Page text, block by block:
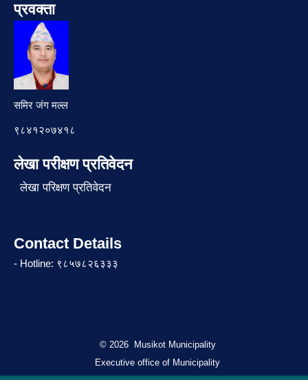
प्रवक्ता
समिर जंग मल्ल
९८४१२०७४१८
लेखा परीक्षण प्रतिवेदन
लेखा परिक्षण प्रतिवेदन
Contact Details
- Hotline: ९८५७८२६३३३
© 2026 Musikot Municipality
Executive office of Municipality